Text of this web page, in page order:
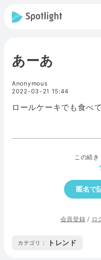
あーあ
Anonymous
2022-03-21 15:44
ロールケーキでも食べ
この続
匿名で
会員登録 / ロ
カテゴリ : トレンド